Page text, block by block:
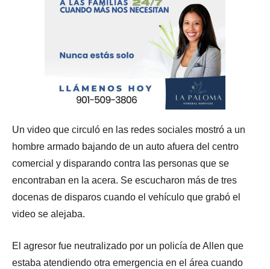
Un video que circuló en las redes sociales mostró a un
hombre armado bajando de un auto afuera del centro
comercial y disparando contra las personas que se
encontraban en la acera. Se escucharon más de tres
docenas de disparos cuando el vehículo que grabó el
video se alejaba.
El agresor fue neutralizado por un policía de Allen que
estaba atendiendo otra emergencia en el área cuando